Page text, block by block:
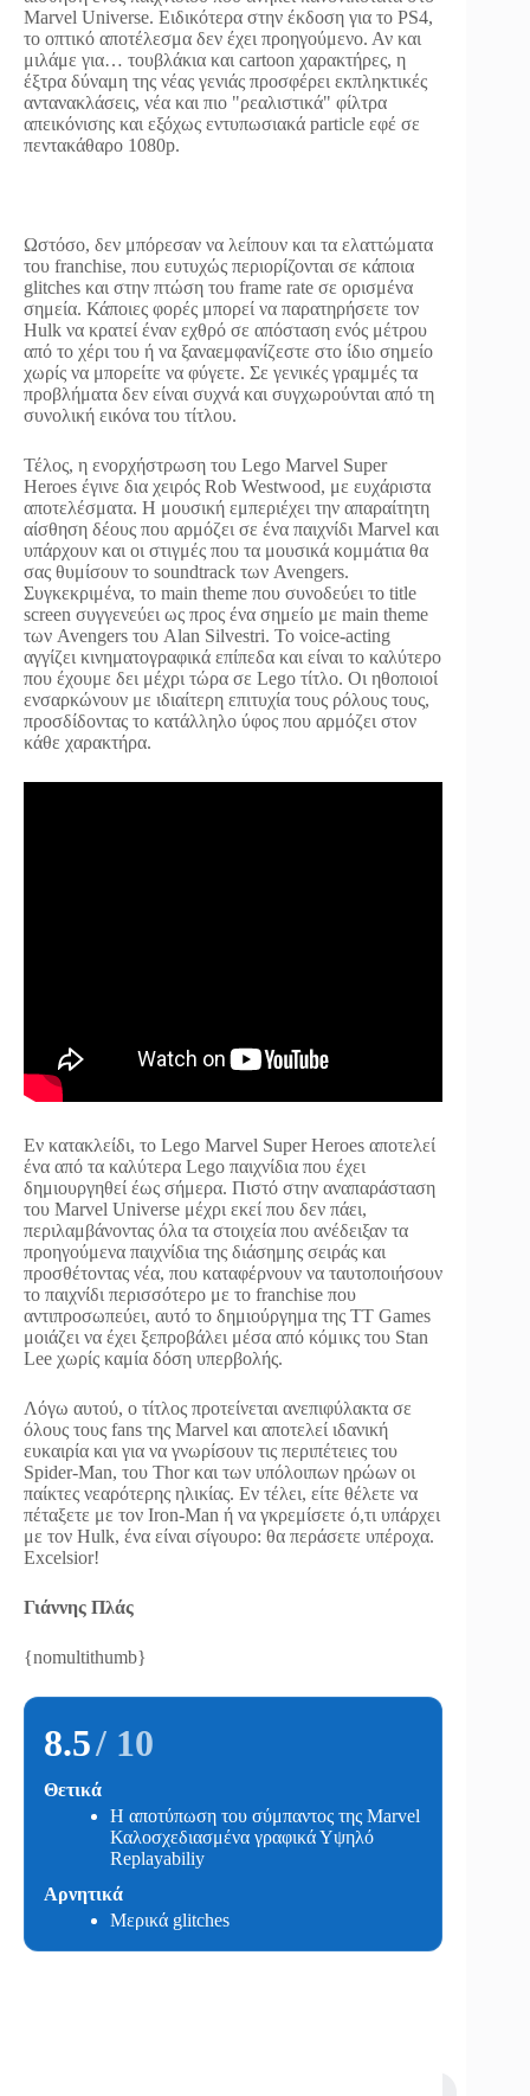
Marvel Universe. Ειδικότερα στην έκδοση για το PS4,
το οπτικό αποτέλεσμα δεν έχει προηγούμενο. Αν και
μιλάμε για… τουβλάκια και cartoon χαρακτήρες, η
έξτρα δύναμη της νέας γενιάς προσφέρει εκπληκτικές
αντανακλάσεις, νέα και πιο "ρεαλιστικά" φίλτρα
απεικόνισης και εξόχως εντυπωσιακά particle εφέ σε
πεντακάθαρο 1080p.
Ωστόσο, δεν μπόρεσαν να λείπουν και τα ελαττώματα
του franchise, που ευτυχώς περιορίζονται σε κάποια
glitches και στην πτώση του frame rate σε ορισμένα
σημεία. Κάποιες φορές μπορεί να παρατηρήσετε τον
Hulk να κρατεί έναν εχθρό σε απόσταση ενός μέτρου
από το χέρι του ή να ξαναεμφανίζεστε στο ίδιο σημείο
χωρίς να μπορείτε να φύγετε. Σε γενικές γραμμές τα
προβλήματα δεν είναι συχνά και συγχωρούνται από τη
συνολική εικόνα του τίτλου.
Τέλος, η ενορχήστρωση του Lego Marvel Super
Heroes έγινε δια χειρός Rob Westwood, με ευχάριστα
αποτελέσματα. Η μουσική εμπεριέχει την απαραίτητη
αίσθηση δέους που αρμόζει σε ένα παιχνίδι Marvel και
υπάρχουν και οι στιγμές που τα μουσικά κομμάτια θα
σας θυμίσουν το soundtrack των Avengers.
Συγκεκριμένα, το main theme που συνοδεύει το title
screen συγγενεύει ως προς ένα σημείο με main theme
των Avengers του Alan Silvestri. Το voice-acting
αγγίζει κινηματογραφικά επίπεδα και είναι το καλύτερο
που έχουμε δει μέχρι τώρα σε Lego τίτλο. Οι ηθοποιοί
ενσαρκώνουν με ιδιαίτερη επιτυχία τους ρόλους τους,
προσδίδοντας το κατάλληλο ύφος που αρμόζει στον
κάθε χαρακτήρα.
Εν κατακλείδι, το Lego Marvel Super Heroes αποτελεί
ένα από τα καλύτερα Lego παιχνίδια που έχει
δημιουργηθεί έως σήμερα. Πιστό στην αναπαράσταση
του Marvel Universe μέχρι εκεί που δεν πάει,
περιλαμβάνοντας όλα τα στοιχεία που ανέδειξαν τα
προηγούμενα παιχνίδια της διάσημης σειράς και
προσθέτοντας νέα, που καταφέρνουν να ταυτοποιήσουν
το παιχνίδι περισσότερο με το franchise που
αντιπροσωπεύει, αυτό το δημιούργημα της ΤΤ Games
μοιάζει να έχει ξεπροβάλει μέσα από κόμικς του Stan
Lee χωρίς καμία δόση υπερβολής.
Λόγω αυτού, ο τίτλος προτείνεται ανεπιφύλακτα σε
όλους τους fans της Marvel και αποτελεί ιδανική
ευκαιρία και για να γνωρίσουν τις περιπέτειες του
Spider-Man, του Thor και των υπόλοιπων ηρώων οι
παίκτες νεαρότερης ηλικίας. Εν τέλει, είτε θέλετε να
πέταξετε με τον Iron-Man ή να γκρεμίσετε ό,τι υπάρχει
με τον Hulk, ένα είναι σίγουρο: θα περάσετε υπέροχα.
Excelsior!
Γιάννης Πλάς
{nomultithumb}
8.5/ 10
Θετικά
Η αποτύπωση του σύμπαντος της Marvel
Καλοσχεδιασμένα γραφικά Υψηλό
Replayabiliy
Αρνητικά
Μερικά glitches